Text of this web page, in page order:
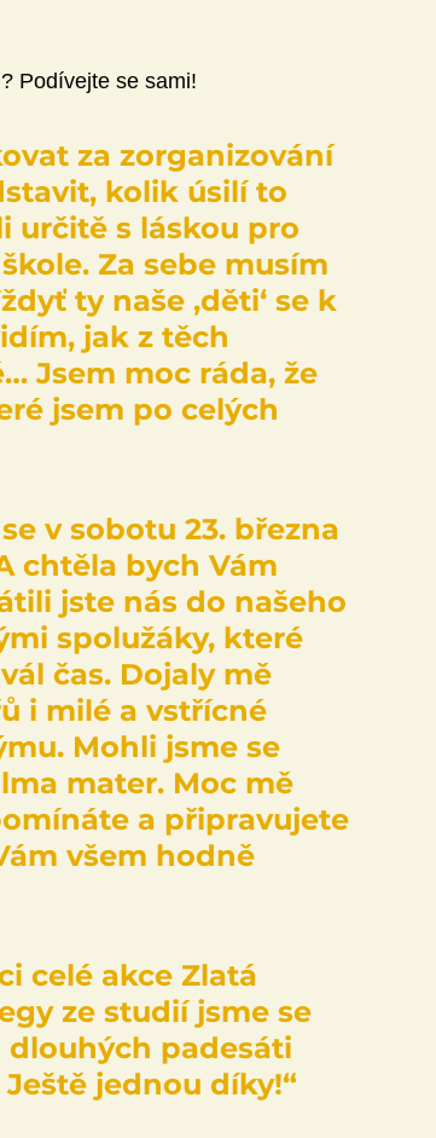
Podívejte se sami!
za zorganizování
kolik úsilí to
určitě s láskou pro
Za sebe musím
ty naše ‚děti‘ se k
jak z těch
Jsem moc ráda, že
jsem po celých
v sobotu 23. března
chtěla bych Vám
jste nás do našeho
spolužáky, které
čas. Dojaly mě
i milé a vstřícné
Mohli jsme se
mater. Moc mě
a připravujete
všem hodně
celé akce Zlatá
ze studií jsme se
padesáti
jednou díky!“